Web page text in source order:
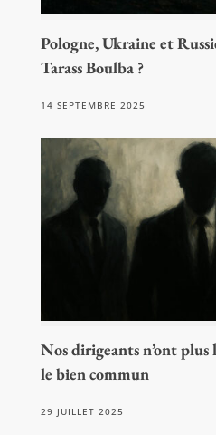
Pologne, Ukraine et
Tarass Boulba ?
14 SEPTEMBRE 2025
Nos dirigeants n’ont
le bien commun
29 JUILLET 2025